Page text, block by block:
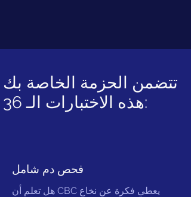
تتضمن الحزمة الخاصة بك
هذه الاختبارات الـ 36:
فحص دم شامل
هل تعلم أن CBC يعطي فكرة عن نخاع